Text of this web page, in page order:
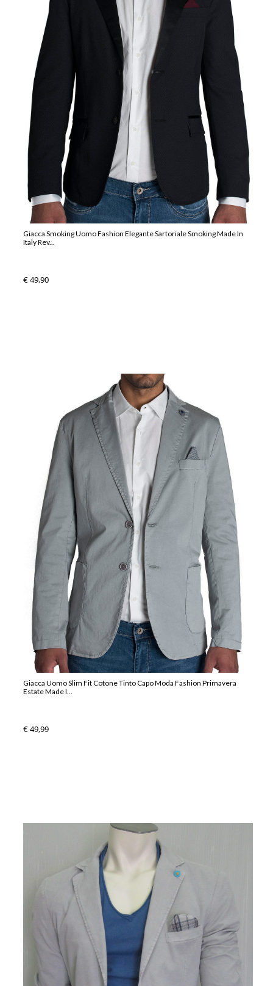
Giacca Smoking Uomo Fashion Elegante Sartoriale Smoking Made In
Italy Rev...
€ 49,90
Giacca Uomo Slim Fit Cotone Tinto Capo Moda Fashion Primavera
Estate Made I...
€ 49,99